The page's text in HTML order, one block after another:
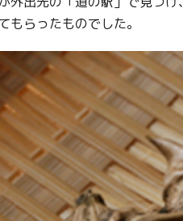
もらったものでした。